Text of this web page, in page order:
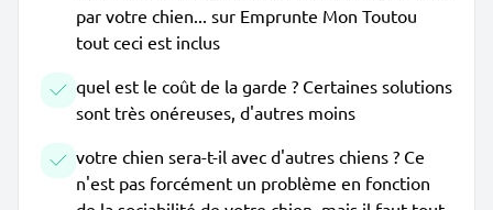
par votre chien... sur Emprunte Mon Toutou
tout ceci est inclus
quel est le coût de la garde ? Certaines solutions
sont très onéreuses, d'autres moins
votre chien sera-t-il avec d'autres chiens ? Ce
n'est pas forcément un problème en fonction